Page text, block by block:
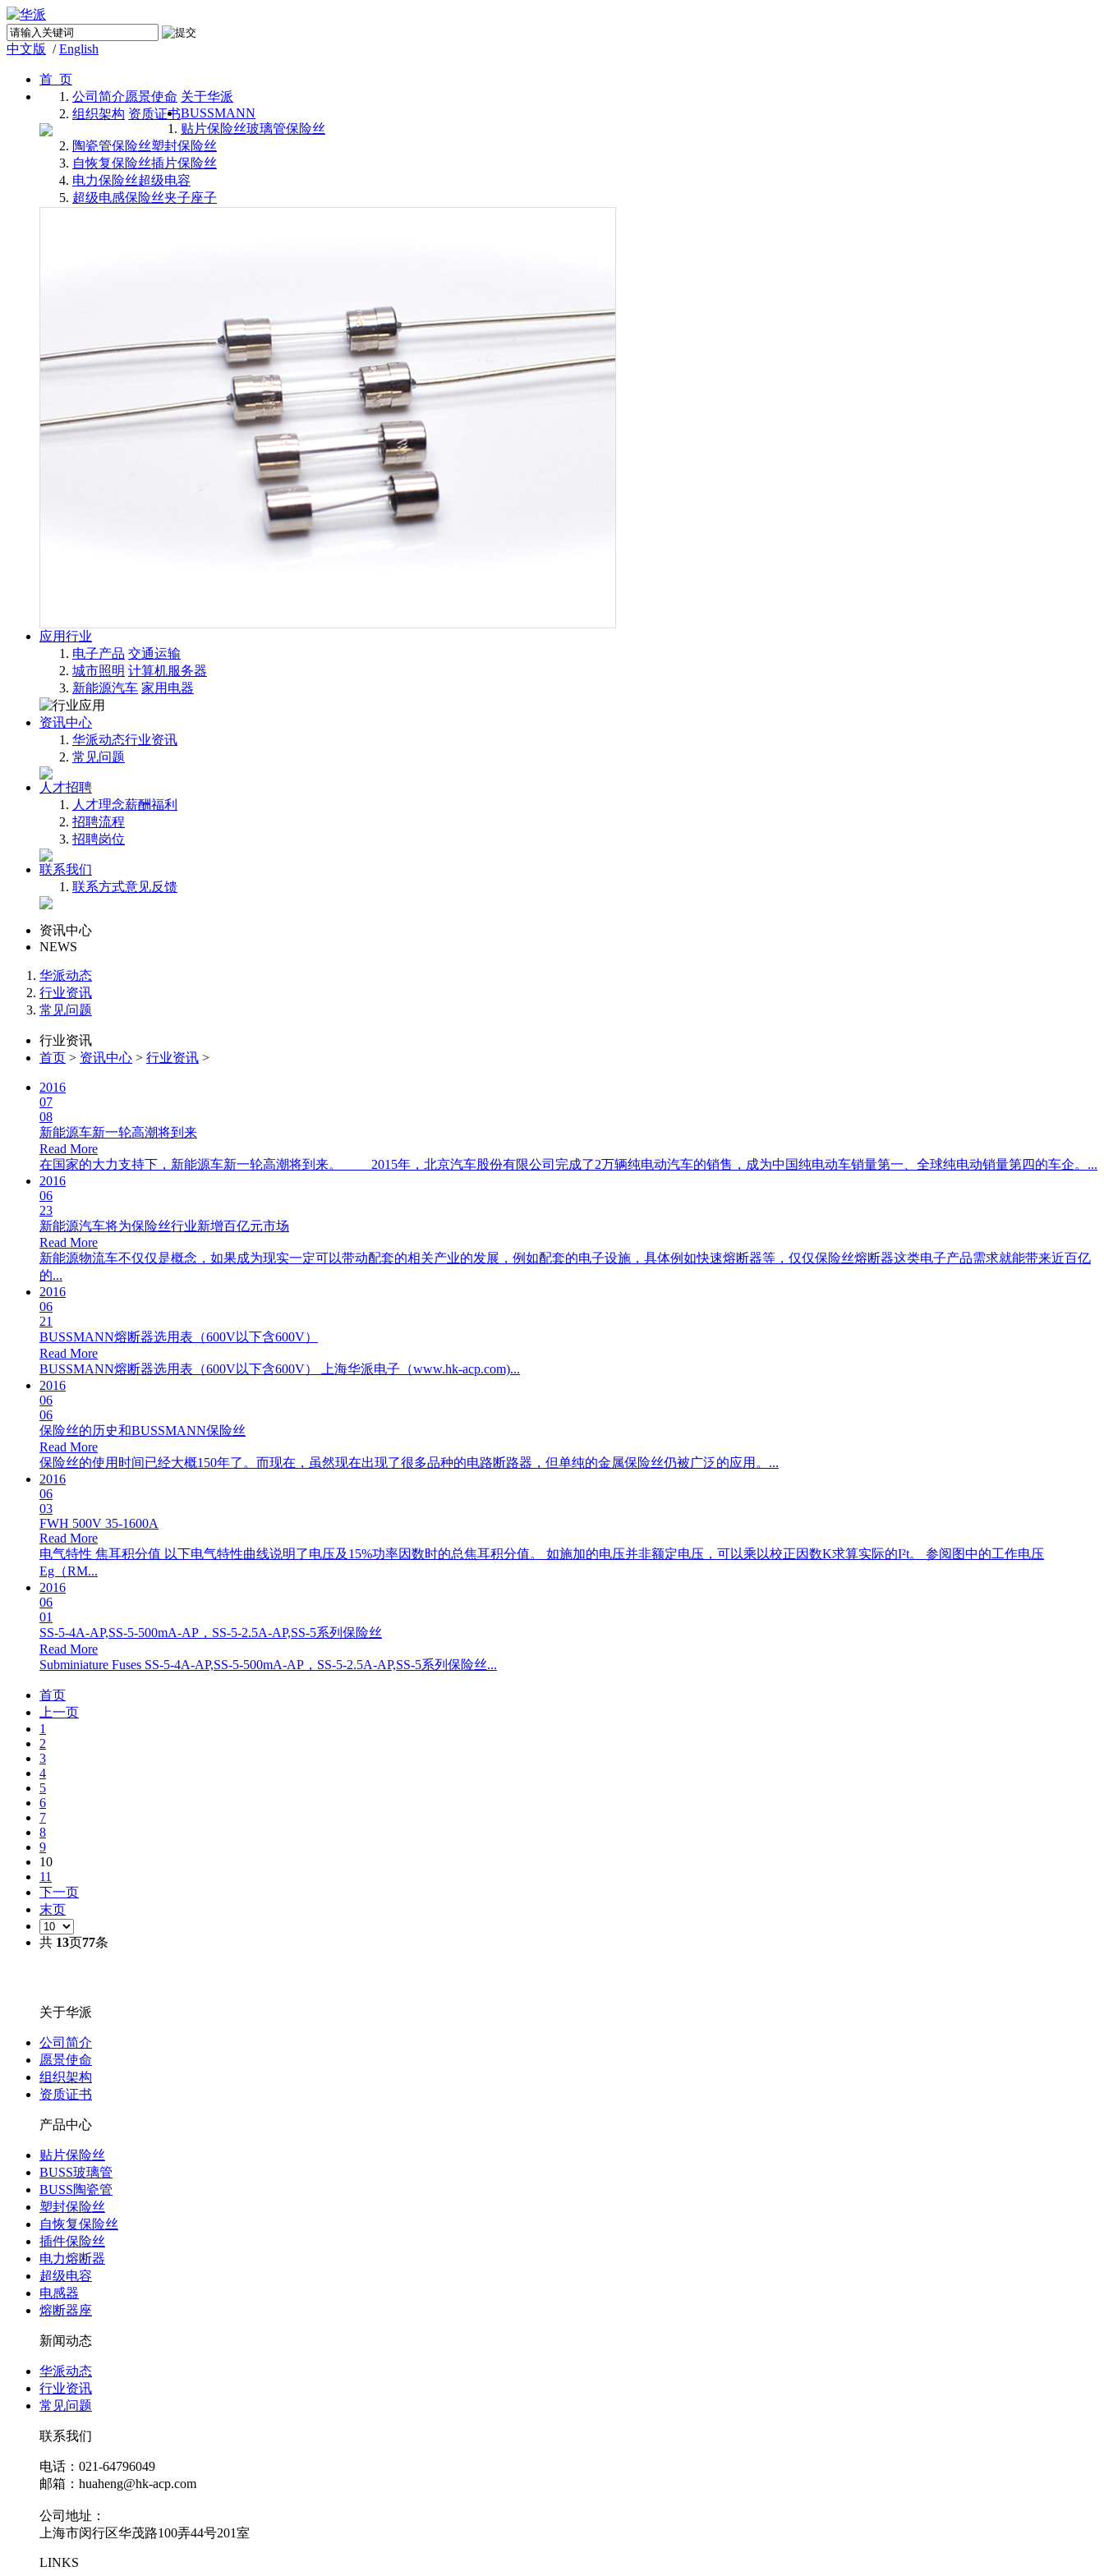
中文版 /English
首 页
关于华派
公司简介愿景使命
组织架构 资质证书BUSSMANN
贴片保险丝玻璃管保险丝
陶瓷管保险丝塑封保险丝
自恢复保险丝插片保险丝
电力保险丝超级电容
超级电感保险丝夹子座子
应用行业
电子产品 交通运输
城市照明 计算机服务器
新能源汽车 家用电器
资讯中心
华派动态行业资讯
常见问题
人才招聘
人才理念薪酬福利
招聘流程
招聘岗位
联系我们
联系方式意见反馈
资讯中心
NEWS
华派动态
行业资讯
常见问题
行业资讯
首页 > 资讯中心 > 行业资讯 >
2016
07
08
新能源车新一轮高潮将到来
Read More
在国家的大力支持下，新能源车新一轮高潮将到来。 2015年，北京汽车股份有限公司完成了2万辆纯电动汽车的销售，成为中国纯电动车销量第一、全球纯电动销量第四的车企。...
2016
06
23
新能源汽车将为保险丝行业新增百亿元市场
Read More
新能源物流车不仅仅是概念，如果成为现实一定可以带动配套的相关产业的发展，例如配套的电子设施，具体例如快速熔断器等，仅仅保险丝熔断器这类电子产品需求就能带来近百亿
的...
2016
06
21
BUSSMANN熔断器选用表（600V以下含600V）
Read More
BUSSMANN熔断器选用表（600V以下含600V） 上海华派电子（www.hk-acp.com)...
2016
06
06
保险丝的历史和BUSSMANN保险丝
Read More
保险丝的使用时间已经大概150年了。而现在，虽然现在出现了很多品种的电路断路器，但单纯的金属保险丝仍被广泛的应用。...
2016
06
03
FWH 500V 35-1600A
Read More
电气特性 焦耳积分值 以下电气特性曲线说明了电压及15%功率因数时的总焦耳积分值。 如施加的电压并非额定电压，可以乘以校正因数K求算实际的I²t。 参阅图中的工作电压
Eg（RM...
2016
06
01
SS-5-4A-AP,SS-5-500mA-AP，SS-5-2.5A-AP,SS-5系列保险丝
Read More
Subminiature Fuses SS-5-4A-AP,SS-5-500mA-AP，SS-5-2.5A-AP,SS-5系列保险丝...
首页
上一页
1
2
3
4
5
6
7
8
9
10
11
下一页
末页
共 13页77条
关于华派
公司简介
愿景使命
组织架构
资质证书
产品中心
贴片保险丝
BUSS玻璃管
BUSS陶瓷管
塑封保险丝
自恢复保险丝
插件保险丝
电力熔断器
超级电容
电感器
熔断器座
新闻动态
华派动态
行业资讯
常见问题
联系我们
电话：021-64796049
邮箱：huaheng@hk-acp.com
公司地址：
上海市闵行区华茂路100弄44号201室
LINKS